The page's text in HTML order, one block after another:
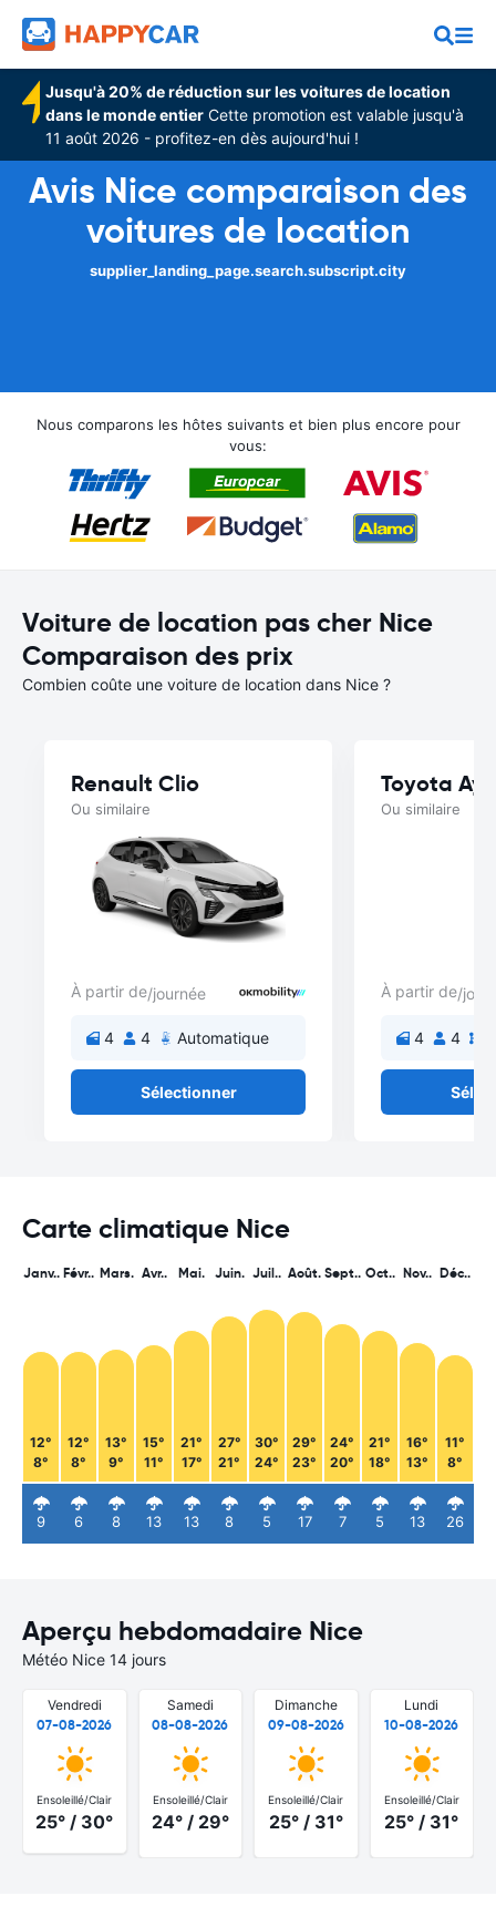
Jusqu'à 20% de réduction sur les voitures de location
dans le monde entier Cette promotion est valable jusqu'à
11 août 2026 - profitez-en dès aujourd'hui !
Avis Nice comparaison des
voitures de location
supplier_landing_page.search.subscript.city
Nous comparons les hôtes suivants et bien plus encore pour
vous:
Voiture de location pas cher Nice
Comparaison des prix
Combien coûte une voiture de location dans Nice ?
Renault Clio
Ou similaire
À partir de/journée
4 4 Automatique
Sélectionner
Toyota
Ou similaire
À partir de/
4 4
Carte climatique Nice
Janv..
12°
8°
9
Févr..
12°
8°
6
Mars.
13°
9°
8
Avr..
15°
11°
13
Mai.
21°
17°
13
Juin.
27°
21°
8
Juil..
30°
24°
5
Août.
29°
23°
17
Sept..
24°
20°
7
Oct..
21°
18°
5
Nov..
16°
13°
13
Déc..
11°
8°
26
Aperçu hebdomadaire Nice
Météo Nice 14 jours
Vendredi
07-08-2026
Ensoleillé/Clair
25° / 30°
Samedi
08-08-2026
Ensoleillé/Clair
24° / 29°
Dimanche
09-08-2026
Ensoleillé/Clair
25° / 31°
Lundi
10-08-2026
Ensoleillé/Clair
25° / 31°